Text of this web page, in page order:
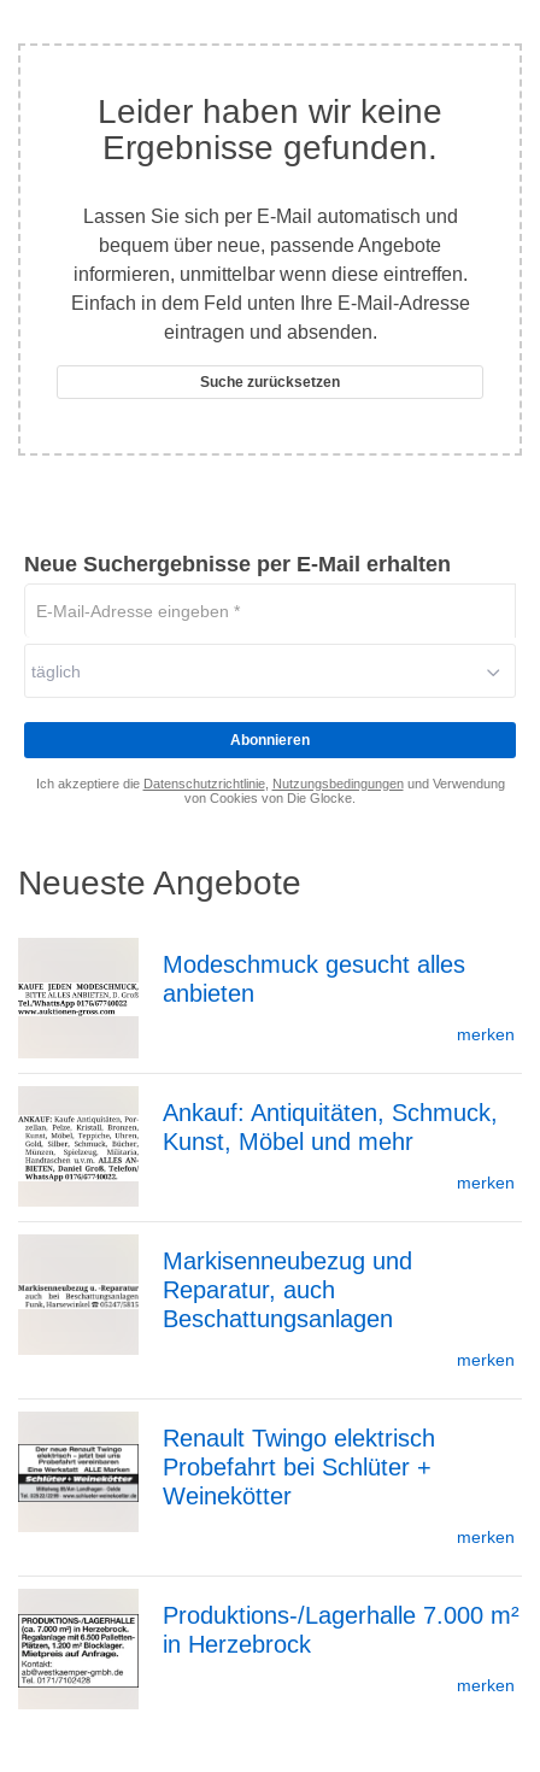
Leider haben wir keine
Ergebnisse gefunden.
Lassen Sie sich per E-Mail automatisch und
bequem über neue, passende Angebote
informieren, unmittelbar wenn diese eintreffen.
Einfach in dem Feld unten Ihre E-Mail-Adresse
eintragen und absenden.
Suche zurücksetzen
Neue Suchergebnisse per E-Mail erhalten
Adresse
*
täglich
Abonnieren
Ich akzeptiere die Datenschutzrichtlinie, Nutzungsbedingungenund Verwendung
von Cookies von Die Glocke.
Neueste Angebote
zur
Detailseite
Modeschmuck gesucht alles
anbieten
merken
zur
Detailseite
Ankauf: Antiquitäten, Schmuck,
Kunst, Möbel und mehr
merken
zur
Detailseite
Markisenneubezug und
Reparatur, auch
Beschattungsanlagen
merken
zur
Detailseite
Renault Twingo elektrisch
Probefahrt bei Schlüter +
Weinekötter
merken
Produktions-/Lagerhalle 7.000 m²
in Herzebrock
merken